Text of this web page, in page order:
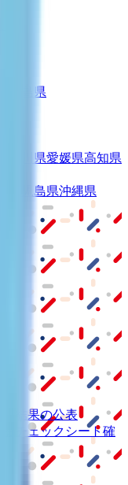
県
福島県
香川県愛媛県高知県
鹿児島県沖縄県
結果の公表
チェックシート確